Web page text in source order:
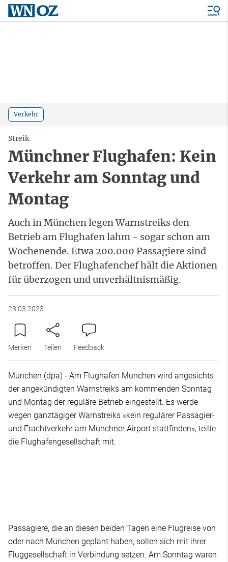
Verkehr
Streik
Münchner Flughafen: Kein
Verkehr am Sonntag und
Montag
Auch in München legen Warnstreiks den
Betrieb am Flughafen lahm - sogar schon am
Wochenende. Etwa 200.000 Passagiere sind
betroffen. Der Flughafenchef hält die Aktionen
für überzogen und unverhältnismäßig.
23.03.2023
Merken Teilen Feedback
München (dpa) - Am Flughafen München wird angesichts
der angekündigten Warnstreiks am kommenden Sonntag
und Montag der reguläre Betrieb eingestellt. Es werde
wegen ganztägiger Warnstreiks «kein regulärer Passagier-
und Frachtverkehr am Münchner Airport stattfinden», teilte
die Flughafengesellschaft mit.
Passagiere, die an diesen beiden Tagen eine Flugreise von
oder nach München geplant haben, sollen sich mit ihrer
Fluggesellschaft in Verbindung setzen. Am Sonntag waren